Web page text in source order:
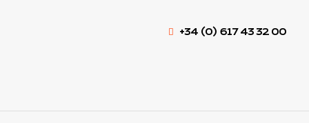
+34 (0) 617 43 32 00